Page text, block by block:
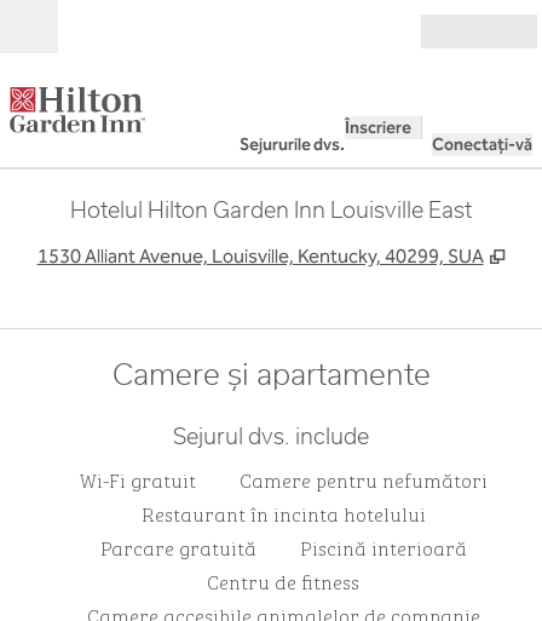
Sejururile dvs.
Înscriere
Conectați-vă
Hotelul Hilton Garden Inn Louisville East
1530 Alliant Avenue, Louisville, Kentucky, 40299, SUA ,
Camere și apartamente
Sejurul dvs. include
Wi-Fi gratuit
Camere pentru nefumători
Restaurant în incinta hotelului
Parcare gratuită
Piscină interioară
Centru de fitness
Camere accesibile animalelor de companie